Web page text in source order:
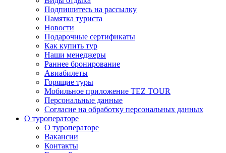
Подпишитесь на рассылку
Памятка туриста
Новости
Подарочные сертификаты
Как купить тур
Наши менеджеры
Раннее бронирование
Авиабилеты
Горящие туры
Мобильное приложение TEZ TOUR
Персональные данные
Согласие на обработку персональных данных
О туроператоре
О туроператоре
Вакансии
Контакты